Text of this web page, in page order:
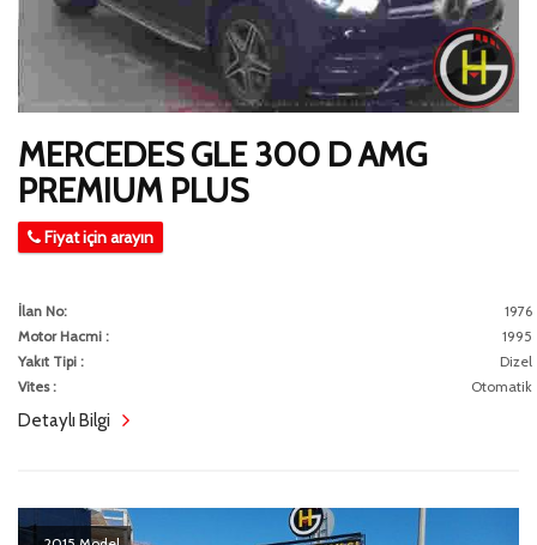
MERCEDES GLE 300 D AMG
PREMIUM PLUS
Fiyat için arayın
İlan No:
1976
Motor Hacmi :
1995
Yakıt Tipi :
Dizel
Vites :
Otomatik
Detaylı Bilgi